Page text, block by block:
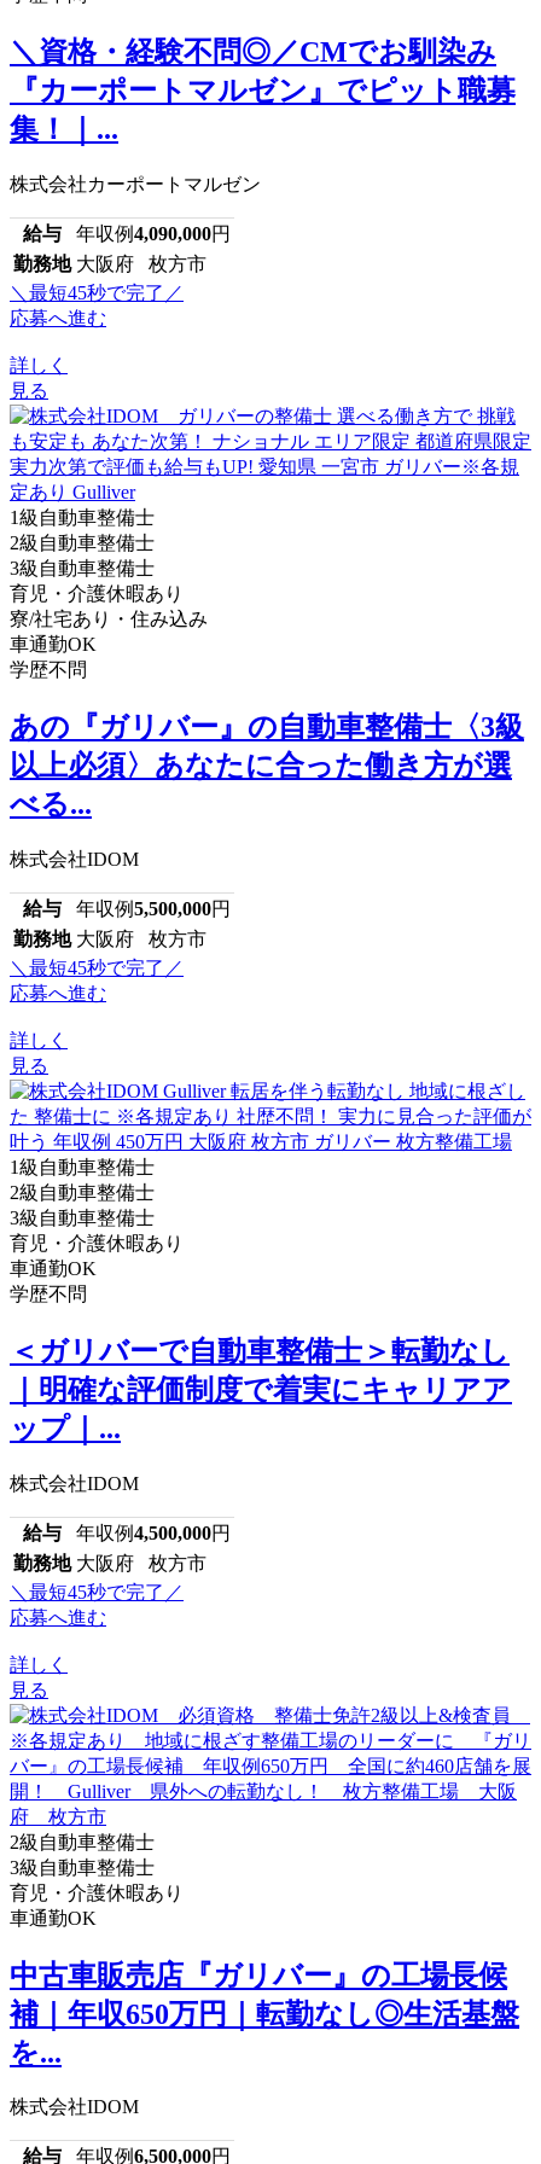
＼資格・経験不問◎／CMでお馴染み
『カーポートマルゼン』でピット職募
集！｜...
株式会社カーポートマルゼン
給与 年収例4,090,000円
勤務地 大阪府 枚方市
＼最短45秒で完了／
応募へ進む
詳しく
見る
1級自動車整備士
2級自動車整備士
3級自動車整備士
育児・介護休暇あり
寮/社宅あり・住み込み
車通勤OK
学歴不問
あの『ガリバー』の自動車整備士〈3級
以上必須〉あなたに合った働き方が選
べる...
株式会社IDOM
給与 年収例5,500,000円
勤務地 大阪府 枚方市
＼最短45秒で完了／
応募へ進む
詳しく
見る
1級自動車整備士
2級自動車整備士
3級自動車整備士
育児・介護休暇あり
車通勤OK
学歴不問
＜ガリバーで自動車整備士＞転勤なし
｜明確な評価制度で着実にキャリアア
ップ｜...
株式会社IDOM
給与 年収例4,500,000円
勤務地 大阪府 枚方市
＼最短45秒で完了／
応募へ進む
詳しく
見る
2級自動車整備士
3級自動車整備士
育児・介護休暇あり
車通勤OK
中古車販売店『ガリバー』の工場長候
補｜年収650万円｜転勤なし◎生活基盤
を...
株式会社IDOM
給与 年収例6,500,000円